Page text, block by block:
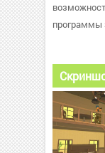
программы